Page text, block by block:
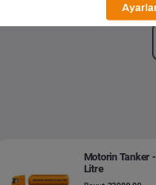
Motorin Tanker
Litre